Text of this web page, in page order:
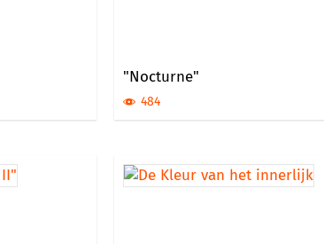
"Nocturne"
484